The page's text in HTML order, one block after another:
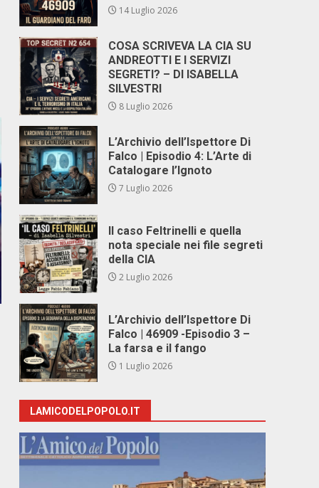
14 Luglio 2026
COSA SCRIVEVA LA CIA SU
ANDREOTTI E I SERVIZI
SEGRETI? – DI ISABELLA
SILVESTRI
8 Luglio 2026
L’Archivio dell’Ispettore Di
Falco | Episodio 4: L’Arte di
Catalogare l’Ignoto
7 Luglio 2026
Il caso Feltrinelli e quella
nota speciale nei file segreti
della CIA
2 Luglio 2026
L’Archivio dell’Ispettore Di
Falco | 46909 -Episodio 3 –
La farsa e il fango
1 Luglio 2026
LAMICODELPOPOLO.IT